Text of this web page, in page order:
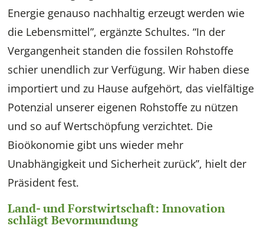
Energie genauso nachhaltig erzeugt werden wie
die Lebensmittel”, ergänzte Schultes. “In der
Vergangenheit standen die fossilen Rohstoffe
schier unendlich zur Verfügung. Wir haben diese
importiert und zu Hause aufgehört, das vielfältige
Potenzial unserer eigenen Rohstoffe zu nützen
und so auf Wertschöpfung verzichtet. Die
Bioökonomie gibt uns wieder mehr
Unabhängigkeit und Sicherheit zurück”, hielt der
Präsident fest.
Land- und Forstwirtschaft: Innovation
schlägt Bevormundung